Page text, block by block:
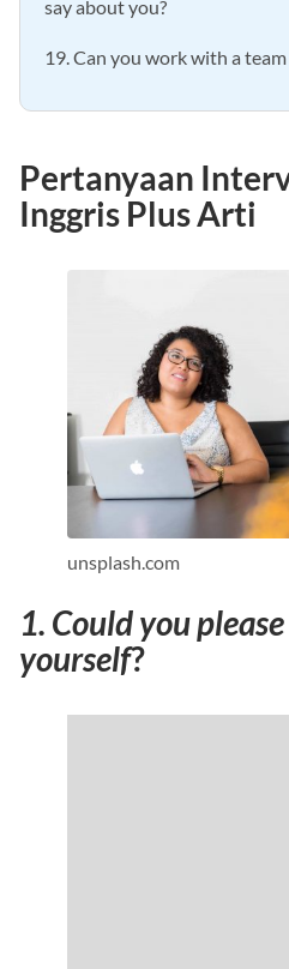
say about you?
19. Can you work with a
Pertanyaan
Inggris Plus Arti
unsplash.com
1. Could you
yourself?